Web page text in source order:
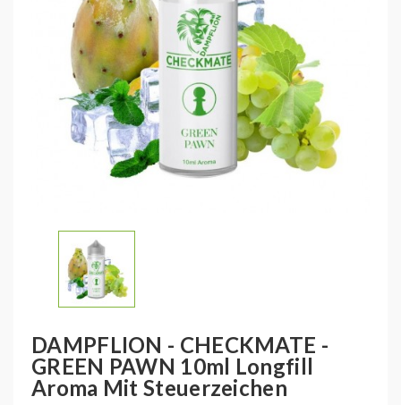
DAMPFLION - CHECKMATE -
GREEN PAWN 10ml Longfill
Aroma Mit Steuerzeichen